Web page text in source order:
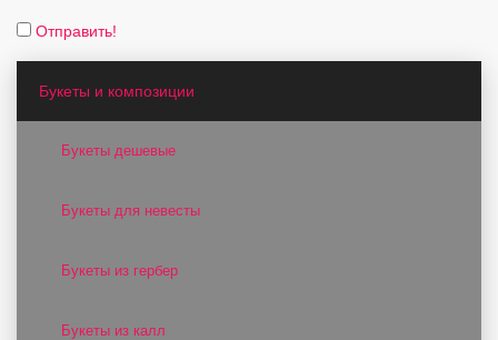
Отправить!
Букеты и композиции
Букеты дешевые
Букеты для невесты
Букеты из гербер
Букеты из калл